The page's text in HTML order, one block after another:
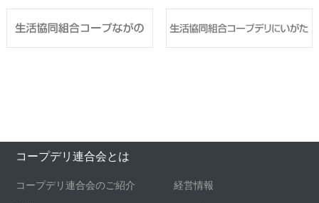
コープデリ連合会とは
コープデリ連合会のご紹介 経営情報